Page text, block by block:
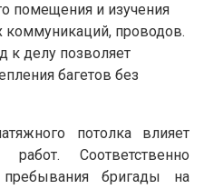
помещения и изучения
проводов.
к делу позволяет
багетов без
потолка влияет
Соответственно
бригады на